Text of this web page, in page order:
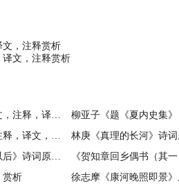
，注释赏析
文，注释赏析
李煜《喜迁莺（晓月坠）》原文，注释，译文，赏析
李白《留别王司马嵩》原文，注释，译文，赏析
林庚《真理的长河》诗词
〔爱尔兰〕叶芝《长时间沉默以后》诗词原文及赏析
赏析
徐志摩《康河晚照即景